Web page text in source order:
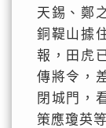
天錫、鄭
銅鞮山據
報，田虎
傳將令，
閉城門，
策應瓊英等